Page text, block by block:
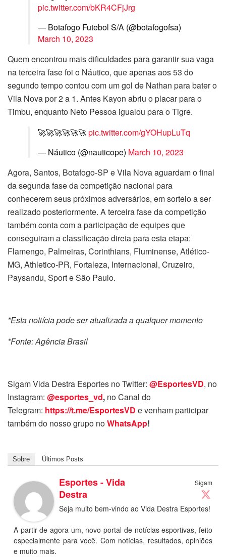
pic.twitter.com/bKR4CFjJrg
— Botafogo Futebol S/A (@botafogofsa)
March 10, 2023
Quem encontrou mais dificuldades para garantir sua vaga
na terceira fase foi o Náutico, que apenas aos 53 do
segundo tempo contou com um gol de Nathan para bater o
Vila Nova por 2 a 1. Antes Kayon abriu o placar para o
Timbu, enquanto Neto Pessoa igualou para o Tigre.
🚀🚀🚀🚀🚀🚀pic.twitter.com/gYOHupLuTq
— Náutico (@nauticope) March 10, 2023
Agora, Santos, Botafogo-SP e Vila Nova aguardam o final
da segunda fase da competição nacional para
conhecerem seus próximos adversários, em sorteio a ser
realizado posteriormente. A terceira fase da competição
também conta com a participação de equipes que
conseguiram a classificação direta para esta etapa:
Flamengo, Palmeiras, Corinthians, Fluminense, Atlético-
MG, Athletico-PR, Fortaleza, Internacional, Cruzeiro,
Paysandu, Sport e São Paulo.
*Esta notiícia pode ser atualizada a qualquer momento
*Fonte: Agência Brasil
Sigam Vida Destra Esportes no Twitter: @EsportesVD, no
Instagram: @esportes_vd, no Canal do
Telegram: https://t.me/EsportesVD e venham participar
também do nosso grupo noWhatsApp!
Sobre Últimos Posts
Sigam
Esportes - Vida
Destra
Seja muito bem-vindo ao Vida Destra Esportes!
A partir de agora um, novo portal de notícias esportivas, feito
especialmente para você. Com notícias, resultados, opiniões
e muito mais.